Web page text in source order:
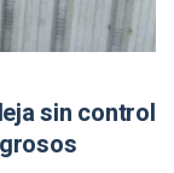
sin control